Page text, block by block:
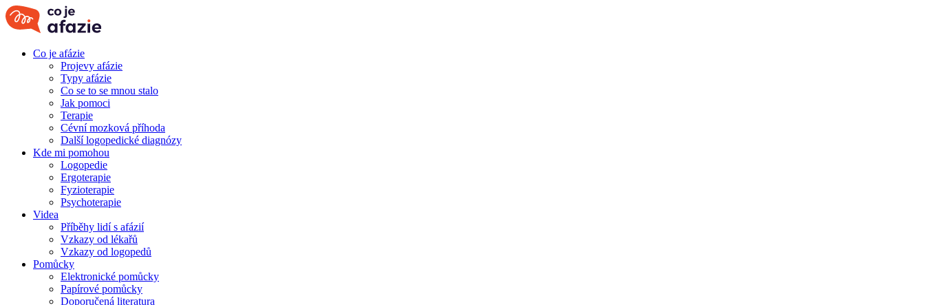
Co je afázie
Projevy afázie
Typy afázie
Co se to se mnou stalo
Jak pomoci
Terapie
Cévní mozková příhoda
Další logopedické diagnózy
Kde mi pomohou
Logopedie
Ergoterapie
Fyzioterapie
Psychoterapie
Videa
Příběhy lidí s afázií
Vzkazy od lékařů
Vzkazy od logopedů
Pomůcky
Elektronické pomůcky
Papírové pomůcky
Doporučená literatura